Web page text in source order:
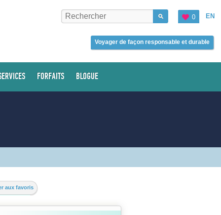
EN
0
Voyager de façon responsable et durable
FORFAITS BLOGUE
aux favoris